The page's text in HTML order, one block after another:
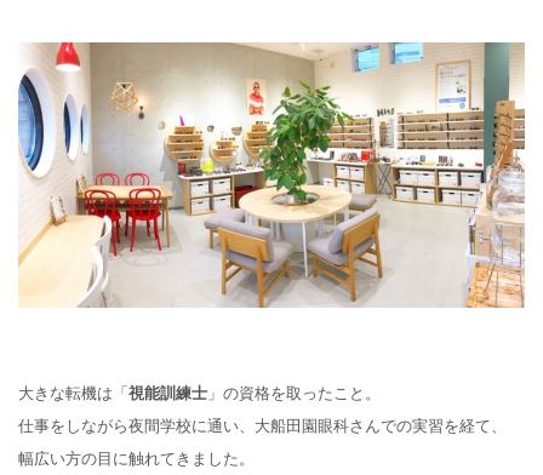
大きな転機は「視能訓練士 」の資格を取ったこと。
仕事をしながら夜間学校に通い、大船田園眼科さんでの実習を経て、
幅広い方の目に触れてきました。